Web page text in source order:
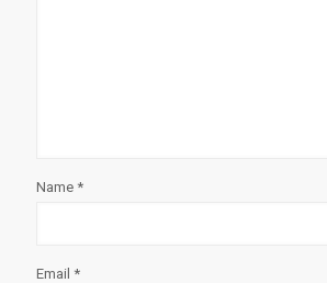
Name *
Email *